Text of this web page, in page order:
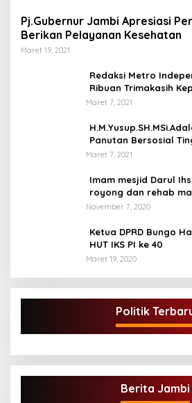
Pj.Gubernur Jambi Apresiasi
Berikan Pelayanan Kesehatan
Maret 19, 2021
Redaksi Metro
Ribuan Trimakasih
Pengunjung Dan
Maret 7, 2021
Panutan Bersosial
Maret 7, 2021
Imam mesjid Darul
royong dan rehab
Arang Kecamatan
November 7, 2020
Ketua DPRD Bungo
HUT IKS PI ke 40
Maret 19, 2020
Politik
Berita Jambi